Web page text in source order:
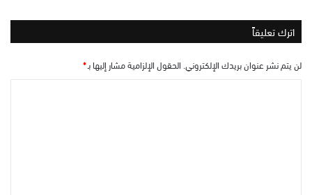
اترك تعليقاً
لن يتم نشر عنوان بريدك الإلكتروني. الحقول الإلزامية مشار إليها بـ*